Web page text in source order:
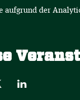
aufgrund der